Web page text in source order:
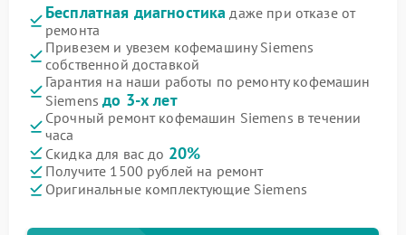
Бесплатная диагностика даже при отказе от
ремонта
Привезем и увезем кофемашину Siemens
собственной доставкой
Гарантия на наши работы по ремонту кофемашин
Siemensдо 3-х лет
Срочный ремонт кофемашин Siemens в течении
часа
Скидка для вас до 20%
Получите 1500 рублей на ремонт
Оригинальные комплектующие Siemens